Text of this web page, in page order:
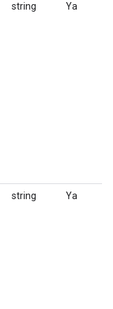
string Ya
string Ya